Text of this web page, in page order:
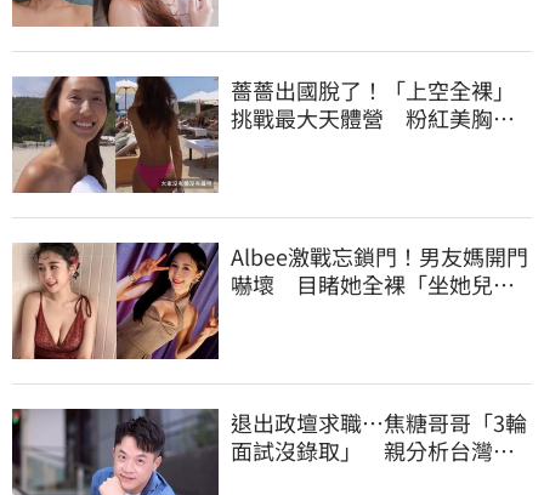
薔薔出國脫了！「上空全裸」
挑戰最大天體營 粉紅美胸被
Albee激戰忘鎖門！男友媽開門
嚇壞 目睹她全裸「坐她兒子
退出政壇求職…焦糖哥哥「3輪
面試沒錄取」 親分析台灣職